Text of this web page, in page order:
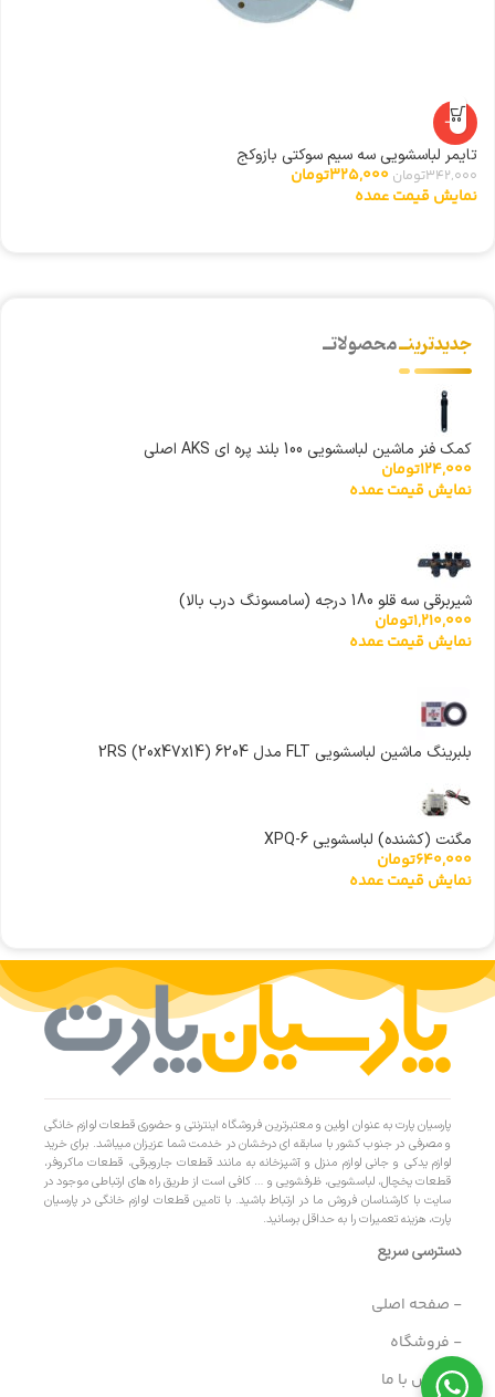
-5%
تایمر لباسشویی سه سیم سوکتی بازوکج
342,000تومان 325,000تومان
نمایش قیمت عمده
جدیدترینــمحصولاتــ
کمک فنر ماشین لباسشویی 100 بلند پره ای AKS اصلی
124,000تومان
نمایش قیمت عمده
شیربرقی سه قلو 180 درجه (سامسونگ درب بالا)
1,210,000تومان
نمایش قیمت عمده
بلبرینگ ماشین لباسشویی FLT مدل 6204 (20x47x14) 2RS
مگنت (کشنده) لباسشویی XPQ-6
640,000تومان
نمایش قیمت عمده
پارسیان پارت به عنوان اولین و معتبرترین فروشگاه اینترنتی و حضوری قطعات لوازم خانگی
و مصرفی در جنوب کشور با سابقه ای درخشان در خدمت شما عزیزان میباشد. برای خرید
لوازم یدکی و جانی لوازم منزل و آشپزخانه به مانند قطعات جاروبرقی، قطعات ماکروفر،
قطعات یخچال، لباسشویی، ظرفشویی و … کافی است از طریق راه های ارتباطی موجود در
سایت با کارشناسان فروش ما در ارتباط باشید. با تامین قطعات لوازم خانگی در پارسیان
پارت، هزینه تعمیرات را به حداقل برسانید.
دسترسی سریع
- صفحه اصلی
- فروشگاه
- تماس با ما